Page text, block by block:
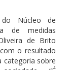
do Núcleo de
de medidas
de Brito
o resultado
categoria sobre